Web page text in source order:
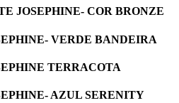
JOSEPHINE- COR BRONZE
VERDE BANDEIRA
TERRACOTA
AZUL SERENITY